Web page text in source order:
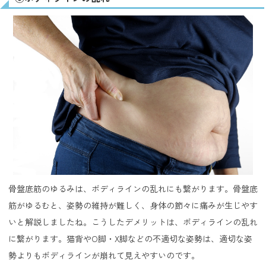
骨盤底筋のゆるみは、ボディラインの乱れにも繋がります。骨盤底
筋がゆるむと、姿勢の維持が難しく、身体の節々に痛みが生じやす
いと解説しましたね。こうしたデメリットは、ボディラインの乱れ
に繋がります。猫背やO脚・X脚などの不適切な姿勢は、適切な姿
勢よりもボディラインが崩れて見えやすいのです。